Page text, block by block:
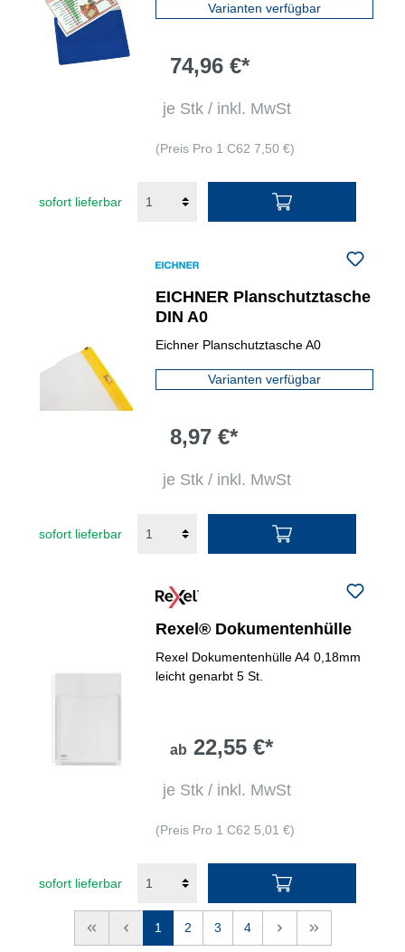
Varianten verfügbar
74,96 €*
je Stk / inkl. MwSt
(Preis Pro 1 C62 7,50 €)
sofort lieferbar
EICHNER Planschutztasche
DIN A0
Eichner Planschutztasche A0
Varianten verfügbar
8,97 €*
je Stk / inkl. MwSt
sofort lieferbar
Rexel® Dokumentenhülle
Rexel Dokumentenhülle A4 0,18mm
leicht genarbt 5 St.
ab 22,55 €*
je Stk / inkl. MwSt
(Preis Pro 1 C62 5,01 €)
sofort lieferbar
<< < 1 2 3 4 > >>